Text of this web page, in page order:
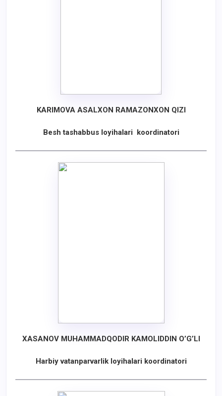
KARIMOVA ASALXON RAMAZONXON QIZI
Besh tashabbus loyihalari koordinatori
XASANOV MUHAMMADQODIR KAMOLIDDIN O’G’LI
Harbiy vatanparvarlik loyihalari koordinatori